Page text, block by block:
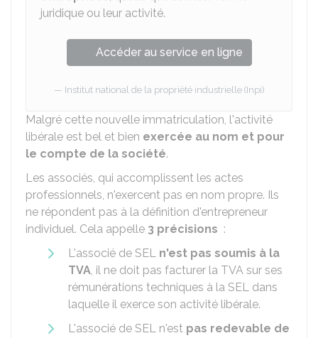
juridique ou leur activité.
Accéder au service en ligne
Institut national de la propriété industrielle (Inpi)
Malgré cette nouvelle immatriculation, l'activité
libérale est bel et bien exercée au nom et pour
le compte de la société.
Les associés, qui accomplissent les actes
professionnels, n'exercent pas en nom propre. Ils
ne répondent pas à la définition d'entrepreneur
individuel. Cela appelle 3 précisions :
L'associé de SEL n'est pas soumis à la
TVA, il ne doit pas facturer la TVA sur ses
rémunérations techniques à la SEL dans
laquelle il exerce son activité libérale.
L'associé de SEL n'est pas redevable de